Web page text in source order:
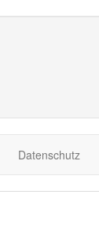
Datenschutz